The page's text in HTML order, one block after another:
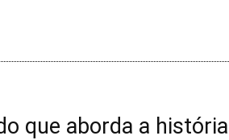
que aborda a história